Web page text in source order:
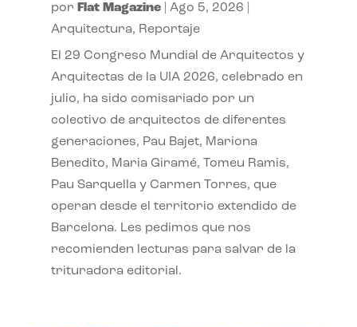
por Flat Magazine| Ago 5, 2026
Arquitectura, Reportaje
El 29 Congreso Mundial de Arquitectos y
Arquitectas de la UIA 2026, celebrado en
julio, ha sido comisariado por un
colectivo de arquitectos de diferentes
generaciones, Pau Bajet, Mariona
Benedito, Maria Giramé, Tomeu Ramis,
Pau Sarquella y Carmen Torres, que
operan desde el territorio extendido de
Barcelona. Les pedimos que nos
recomienden lecturas para salvar de la
trituradora editorial.